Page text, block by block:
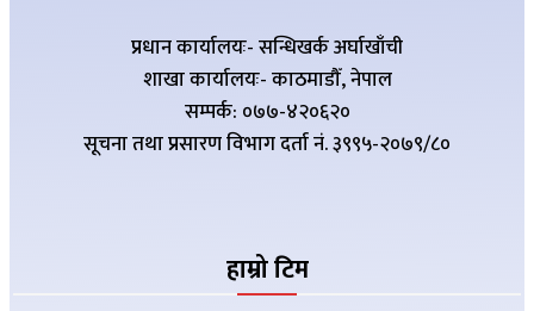
प्रधान कार्यालयः- सन्धिखर्क अर्घाखाँची
शाखा कार्यालयः- काठमाडौँ, नेपाल
सम्पर्क: ०७७-४२०६२०
सूचना तथा प्रसारण विभाग दर्ता नं. ३९९५-२०७९/८०
हाम्रो टिम